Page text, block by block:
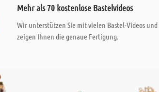
Mehr als 70 kostenlose Bastelvideos
Wir unterstützen Sie mit vielen Bastel-Videos und
zeigen Ihnen die genaue Fertigung.